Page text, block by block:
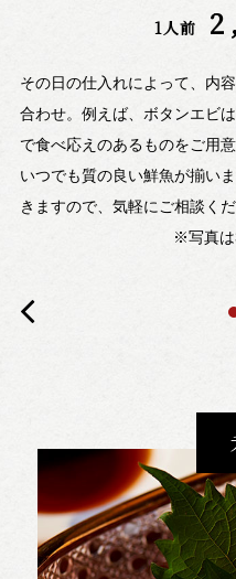
1人前
その日の仕入れによって、内
合わせ。例えば、ボタンエビ
で食べ応えのあるものをご用
いつでも質の良い鮮魚が揃い
きますので、気軽にご相談くだ
※写真は